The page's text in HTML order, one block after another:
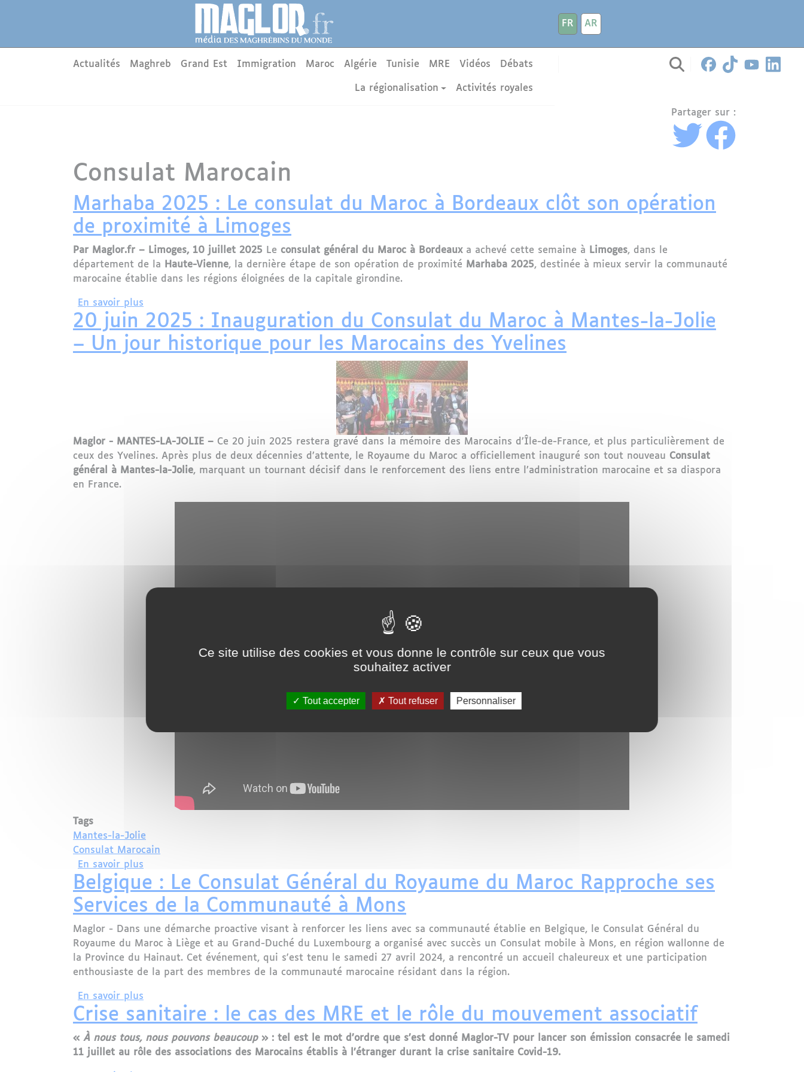
FR
AR
Main menu
Actualités Maghreb Grand Est Immigration Maroc Algérie Tunisie MRE Vidéos Débats
La régionalisation Activités royales
Partager sur :
Consulat Marocain
Marhaba 2025 : Le consulat du Maroc à Bordeaux clôt son opération
de proximité à Limoges
Par Maglor.fr – Limoges, 10 juillet 2025 Le consulat général du Maroc à Bordeauxa achevé cette semaine à Limoges, dans le
département de la
Haute-Vienne, la dernière étape de son opération de proximité Marhaba 2025, destinée à mieux servir la communauté
marocaine établie dans les régions éloignées de la capitale girondine.
En savoir plus
20 juin 2025 : Inauguration du Consulat du Maroc à Mantes-la-Jolie
– Un jour historique pour les Marocains des Yvelines
Maglor - MANTES-LA-JOLIE – Ce 20 juin 2025 restera gravé dans la mémoire des Marocains d’Île-de-France, et plus particulièrement de
ceux des Yvelines. Après plus de deux décennies d’attente, le Royaume du Maroc a officiellement inauguré son tout nouveau Consulat
général à Mantes-la-Jolie, marquant un tournant décisif dans le renforcement des liens entre l’administration marocaine et sa diaspora
en France.
Tags
Mantes-la-Jolie
Consulat Marocain
En savoir plus
Belgique : Le Consulat Général du Royaume du Maroc Rapproche ses
Services de la Communauté à Mons
Maglor - Dans une démarche proactive visant à renforcer les liens avec sa communauté établie en Belgique, le Consulat Général du
Royaume du Maroc à Liège et au Grand-Duché du Luxembourg a organisé avec succès un Consulat mobile à Mons, en région wallonne de
la Province du Hainaut. Cet événement, qui s'est tenu le samedi 27 avril 2024, a rencontré un accueil chaleureux et une participation
enthousiaste de la part des membres de la communauté marocaine résidant dans la région.
En savoir plus
Crise sanitaire : le cas des MRE et le rôle du mouvement associatif
« À nous tous, nous pouvons beaucoup » : tel est le mot d’ordre que s’est donné Maglor-TV pour lancer son émission consacrée le samedi
11 juillet au rôle des associations des Marocains établis à l’étranger durant la crise sanitaire Covid-19.
Ce site utilise des cookies et vous donne le contrôle sur ceux que vous
souhaitez activer
Tout accepter Tout refuser Personnaliser